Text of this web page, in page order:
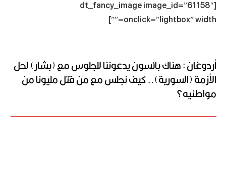
[dt_fancy_image image_id=”61158″
onclick=”lightbox” width=””]
أردوغان : هناك بائسون يدعوننا للجلوس مع (بشار) لحل
الأزمة (السورية).. كيف نجلس مع من قتل مليونا من
مواطنيه؟